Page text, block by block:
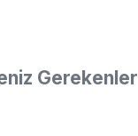
Gerekenler